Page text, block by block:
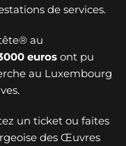
de services.
au
euros ont pu
au Luxembourg
un ticket ou faites
des Œuvres